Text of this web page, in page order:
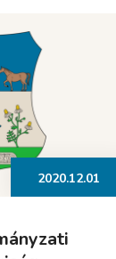
2020.12.01